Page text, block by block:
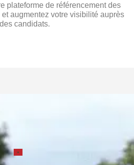
plateforme de référencement des
augmentez votre visibilité auprès
des candidats.